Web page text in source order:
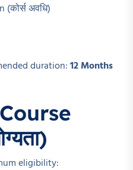
अवधि)
duration:12 Months
eligibility: